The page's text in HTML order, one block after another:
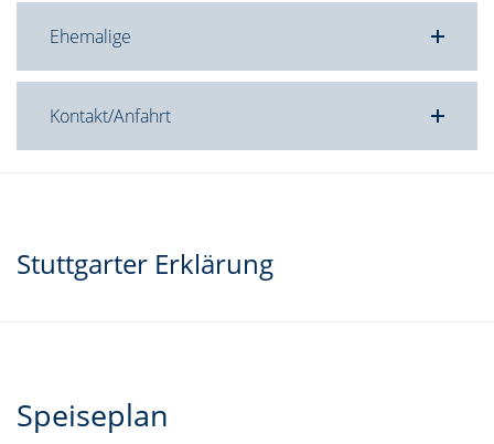
Ehemalige
Kontakt/Anfahrt
Stuttgarter Erklärung
Speiseplan